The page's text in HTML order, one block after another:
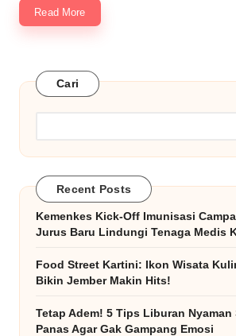
Read More
Cari
Recent Posts
Kemenkes Kick-Off Imunisasi
Jurus Baru Lindungi Tenaga Medis
Food Street Kartini: Ikon Wisata
Bikin Jember Makin Hits!
Tetap Adem! 5 Tips Liburan Nyaman
Panas Agar Gak Gampang Emosi